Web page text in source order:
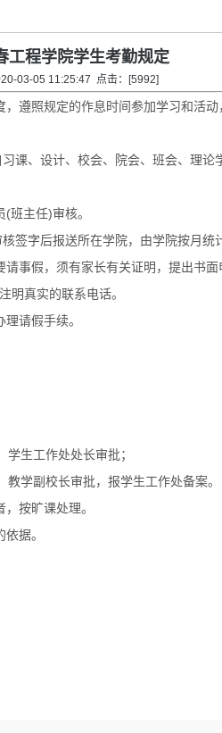
工程学院学生考勤规定
03-05 11:25:47 点击：[5992]
遵照规定的作息时间参加学习和活
课、设计、校会、院会、班会、理论
班主任)审核。
签字后报送所在学院，由学院按月统
事假，须有家长有关证明，提出书
明真实的联系电话。
请假手续。
生工作处处长审批；
学副校长审批，报学生工作处备案。
按旷课处理。
据。